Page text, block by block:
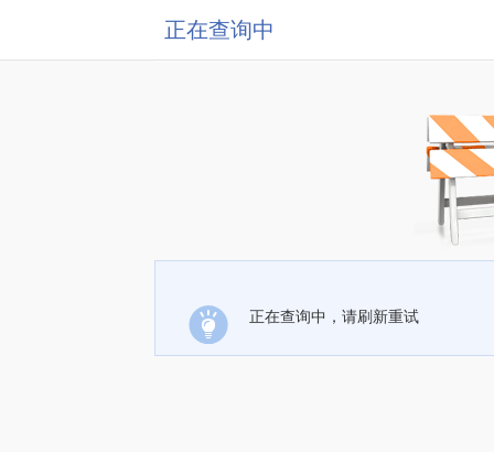
正在查询中
正在查询中，请刷新重试